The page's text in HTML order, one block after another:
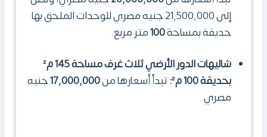
إلى 21,500,000 جنيه مصري للوحدات الملحق بها
حديقة بمساحة100متر مربع.
شاليهات الدور الأرضي ثلاث غرف مساحة 145 م²
بحديقة 100 م²:
تبدأ أسعارها من17,000,000جنيه
مصري.